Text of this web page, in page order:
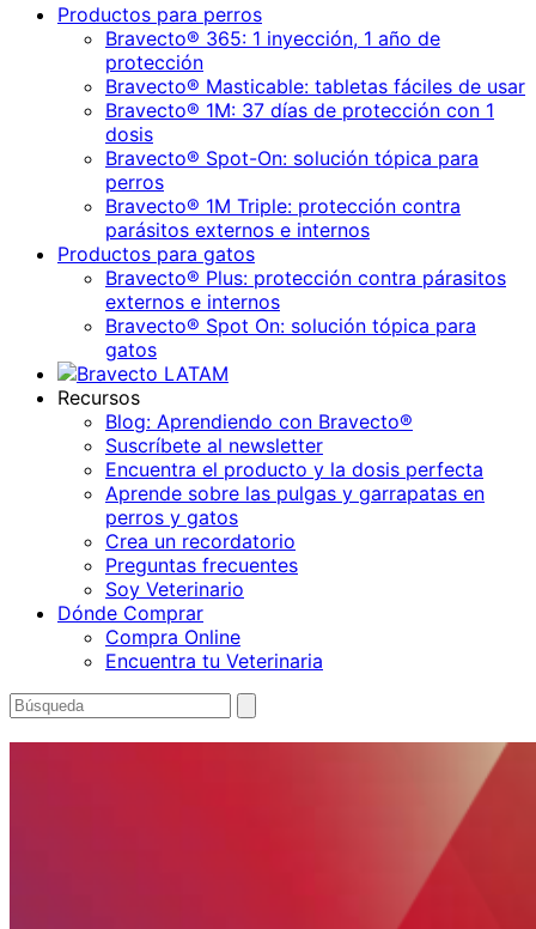
Productos para perros
Bravecto® 365: 1 inyección, 1 año de
protección
Bravecto® Masticable: tabletas fáciles de usar
Bravecto® 1M: 37 días de protección con 1
dosis
Bravecto® Spot-On: solución tópica para
perros
Bravecto® 1M Triple: protección contra
parásitos externos e internos
Productos para gatos
Bravecto® Plus: protección contra párasitos
externos e internos
Bravecto® Spot On: solución tópica para
gatos
Recursos
Blog: Aprendiendo con Bravecto®
Suscríbete al newsletter
Encuentra el producto y la dosis perfecta
Aprende sobre las pulgas y garrapatas en
perros y gatos
Crea un recordatorio
Preguntas frecuentes
Soy Veterinario
Dónde Comprar
Compra Online
Encuentra tu Veterinaria
Buscar
por
búsqueda